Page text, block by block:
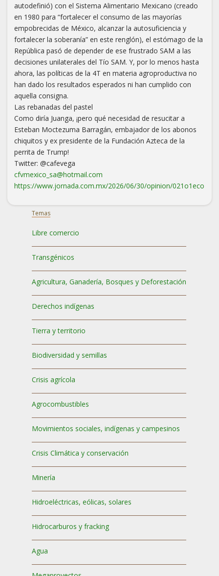
autodefinió) con el Sistema Alimentario Mexicano (creado
en 1980 para “fortalecer el consumo de las mayorías
empobrecidas de México, alcanzar la autosuficiencia y
fortalecer la soberanía” en este renglón), el estómago de la
República pasó de depender de ese frustrado SAM a las
decisiones unilaterales del Tío SAM. Y, por lo menos hasta
ahora, las políticas de la 4T en materia agroproductiva no
han dado los resultados esperados ni han cumplido con
aquella consigna.
Las rebanadas del pastel
Como diría Juanga, ¡pero qué necesidad de resucitar a
Esteban Moctezuma Barragán, embajador de los abonos
chiquitos y ex presidente de la Fundación Azteca de la
perrita de Trump!
Twitter: @cafevega
cfvmexico_sa@hotmail.com
https://www.jornada.com.mx/2026/06/30/opinion/021o1eco
Temas
Libre comercio
Transgénicos
Agricultura, Ganadería, Bosques y Deforestación
Derechos indígenas
Tierra y territorio
Biodiversidad y semillas
Crisis agrícola
Agrocombustibles
Movimientos sociales, indígenas y campesinos
Crisis Climática y conservación
Minería
Hidroeléctricas, eólicas, solares
Hidrocarburos y fracking
Agua